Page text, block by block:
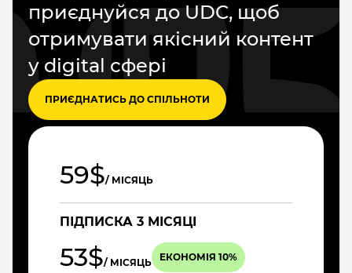
приєднуйся до UDC, щоб
отримувати якісний контент
у digital сфері
ПРИЄДНАТИСЬ ДО СПІЛЬНОТИ
59$/ МІСЯЦЬ
ПІДПИСКА 3 МІСЯЦІ
53$/ МІСЯЦЬ ЕКОНОМІЯ 10%